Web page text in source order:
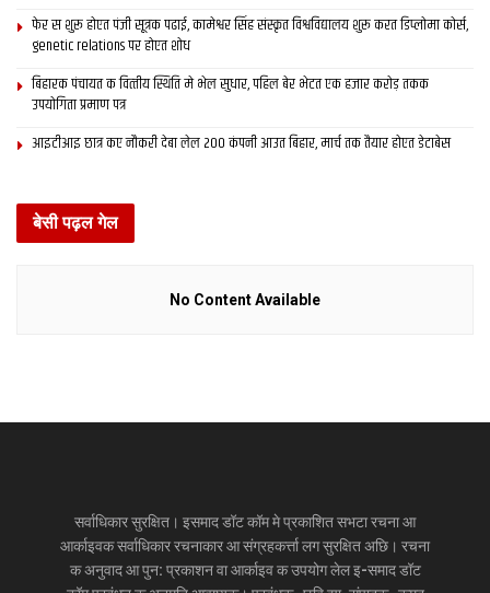
फेर स शुरू होएत पंजी सूत्रक पढाई, कामेश्वर सिंह संस्कृत विश्वविद्यालय शुरू करत डिप्लोमा कोर्स,
genetic relations पर होएत शोध
बिहारक पंचायत क वित्‍तीय स्थिति मे भेल सुधार, पहिल बेर भेटत एक हजार करोड़ तकक
उपयोगिता प्रमाण पत्र
आइटीआइ छात्र कए नौकरी देबा लेल 200 कंपनी आउत बिहार, मार्च तक तैयार होएत डेटाबेस
बेसी पढ़ल गेल
No Content Available
सर्वाधिकार सुरक्षित। इसमाद डॉट कॉम मे प्रकाशित सभटा रचना आ
आर्काइवक सर्वाधिकार रचनाकार आ संग्रहकर्त्ता लग सुरक्षित अछि। रचना
क अनुवाद आ पुन: प्रकाशन वा आर्काइव क उपयोग लेल इ-समाद डॉट